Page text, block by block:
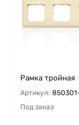
Рамка тройная
Артикул:
Под заказ